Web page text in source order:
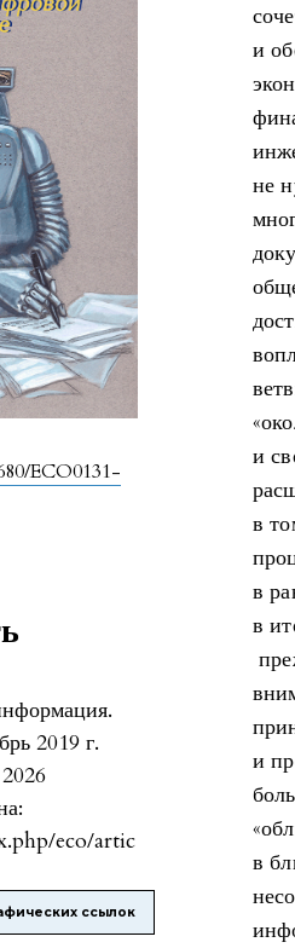
ECO0131-
2019 г.
eco/artic
ссылок
и
не
и
в
в
в
и
в